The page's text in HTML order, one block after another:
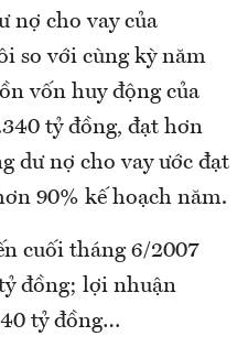
nợ cho vay của
so với cùng kỳ năm
vốn huy động của
tỷ đồng, đạt hơn
dư nợ cho vay ước đạt
90% kế hoạch năm.
cuối tháng 6/2007
đồng; lợi nhuận
tỷ đồng…